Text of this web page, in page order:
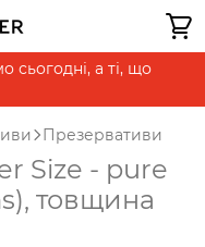
сьогодні, а ті, що
Презервативи
Size - pure
товщина